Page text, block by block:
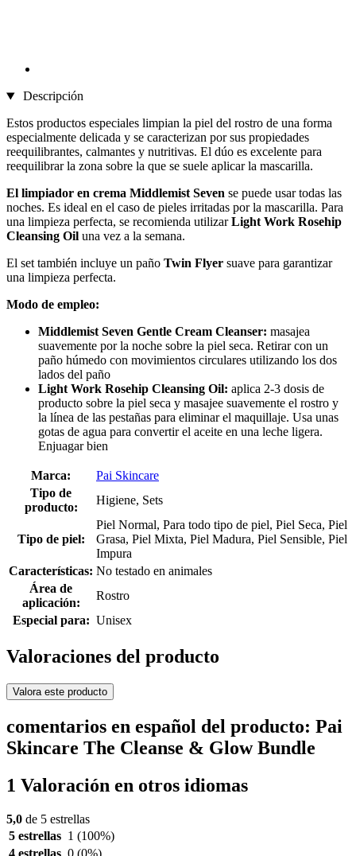
Descripción
Estos productos especiales limpian la piel del rostro de una forma
especialmente delicada y se caracterizan por sus propiedades
reequilibrantes, calmantes y nutritivas. El dúo es excelente para
reequilibrar la zona sobre la que se suele aplicar la mascarilla.
El limpiador en crema Middlemist Seven se puede usar todas las
noches. Es ideal en el caso de pieles irritadas por la mascarilla. Para
una limpieza perfecta, se recomienda utilizarLight Work Rosehip
Cleansing Oil una vez a la semana.
El set también incluye un paño Twin Flyer suave para garantizar
una limpieza perfecta.
Modo de empleo:
Middlemist Seven Gentle Cream Cleanser: masajea
suavemente por la noche sobre la piel seca. Retirar con un
paño húmedo con movimientos circulares utilizando los dos
lados del paño
Light Work Rosehip Cleansing Oil: aplica 2-3 dosis de
producto sobre la piel seca y masajee suavemente el rostro y
la línea de las pestañas para eliminar el maquillaje. Usa unas
gotas de agua para convertir el aceite en una leche ligera.
Enjuagar bien
Marca:
Pai Skincare
Tipo de
producto:
Higiene, Sets
Tipo de piel:
Piel Normal, Para todo tipo de piel, Piel Seca, Piel
Grasa, Piel Mixta, Piel Madura, Piel Sensible, Piel
Impura
Características: No testado en animales
Área de
aplicación:
Rostro
Especial para: Unisex
Valoraciones del producto
Valora este producto
comentarios en español del producto: Pai
Skincare The Cleanse & Glow Bundle
1 Valoración en otros idiomas
5,0 de 5 estrellas
5 estrellas 1 (100%)
4 estrellas 0 (0%)